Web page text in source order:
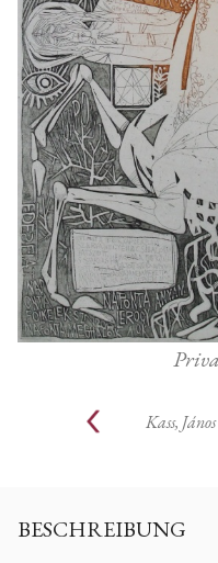
Kass, János
BESCHREIBUNG